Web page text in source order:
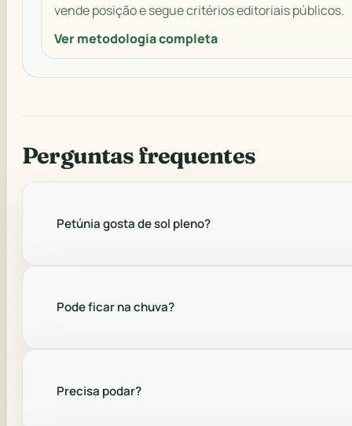
vende posição e segue critérios editoriais públicos.
Ver metodologia completa
Perguntas frequentes
Petúnia gosta de sol pleno?
Pode ficar na chuva?
Precisa podar?